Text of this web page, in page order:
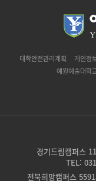
대학안전관리계획 개인정
예원예술대학
경기드림캠퍼스
TEL:
전북희망캠퍼스